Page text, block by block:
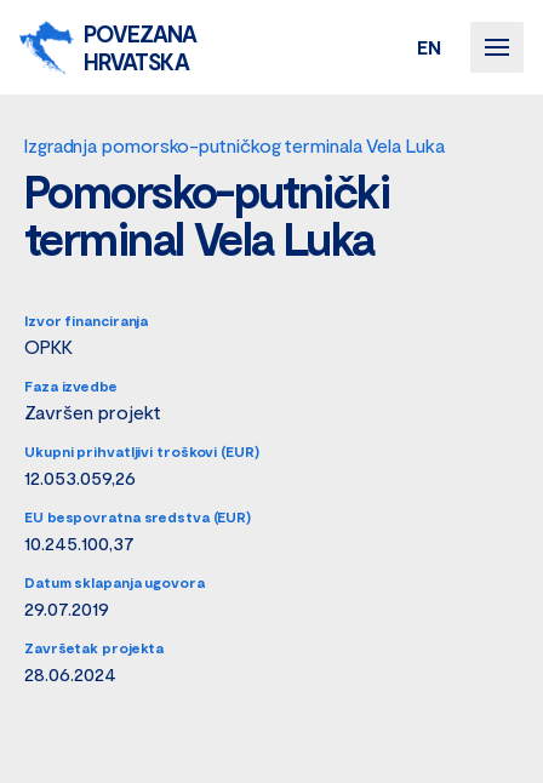
POVEZANA
HRVATSKA
EN
Izgradnja pomorsko-putničkog terminala Vela Luka
Pomorsko-putnički
terminal Vela Luka
Izvor financiranja
OPKK
Faza izvedbe
Završen projekt
Ukupni prihvatljivi troškovi (EUR)
12.053.059,26
EU bespovratna sredstva (EUR)
10.245.100,37
Datum sklapanja ugovora
29.07.2019
Završetak projekta
28.06.2024